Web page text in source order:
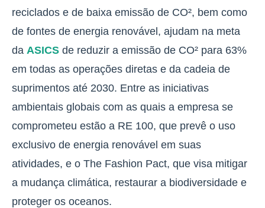
reciclados e de baixa emissão de CO², bem como
de fontes de energia renovável, ajudam na meta
da ASICS de reduzir a emissão de CO² para 63%
em todas as operações diretas e da cadeia de
suprimentos até 2030. Entre as iniciativas
ambientais globais com as quais a empresa se
comprometeu estão a RE 100, que prevê o uso
exclusivo de energia renovável em suas
atividades, e o The Fashion Pact, que visa mitigar
a mudança climática, restaurar a biodiversidade e
proteger os oceanos.